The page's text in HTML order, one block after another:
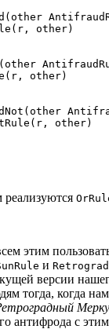
other)
other)
other)
этим
и
версии
тогда, когда
антифрода с